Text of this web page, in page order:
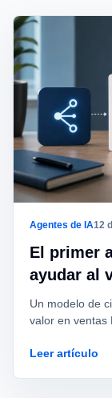
Agentes de IA12
El primer
ayudar al
Un modelo de
valor en ventas
compromisos.
Leer artículo